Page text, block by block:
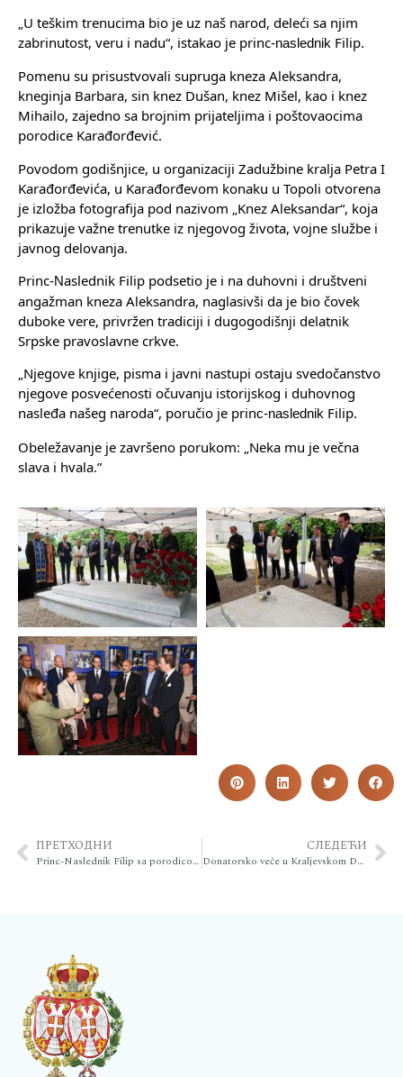
„U teškim trenucima bio je uz naš narod, deleći sa njim
zabrinutost, veru i nadu“, istakao je princ-naslednik Filip.
Pomenu su prisustvovali supruga kneza Aleksandra,
kneginja Barbara, sin knez Dušan, knez Mišel, kao i knez
Mihailo, zajedno sa brojnim prijateljima i poštovaocima
porodice Karađorđević.
Povodom godišnjice, u organizaciji Zadužbine kralja Petra I
Karađorđevića, u Karađorđevom konaku u Topoli otvorena
je izložba fotografija pod nazivom „Knez Aleksandar“, koja
prikazuje važne trenutke iz njegovog života, vojne službe i
javnog delovanja.
Princ-Naslednik Filip podsetio je i na duhovni i društveni
angažman kneza Aleksandra, naglasivši da je bio čovek
duboke vere, privržen tradiciji i dugogodišnji delatnik
Srpske pravoslavne crkve.
„Njegove knjige, pisma i javni nastupi ostaju svedočanstvo
njegove posvećenosti očuvanju istorijskog i duhovnog
nasleđa našeg naroda“, poručio je princ-naslednik Filip.
Obeležavanje je završeno porukom: „Neka mu je večna
slava i hvala.”
ПРЕТХОДНИ
Princ-Naslednik Filip sa porodicom posetio selo Baničina i odao poštu herojima
СЛЕДЕЋИ
Donatorsko veče u Kraljevskom Dvoru: Pokrenuta obnova hilandarskog metoha Kumica kao budućeg odmarališta za decu i mlade uz podršku Kraljevske porodice